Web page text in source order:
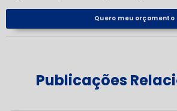
Quero meu orçamento
Publicações